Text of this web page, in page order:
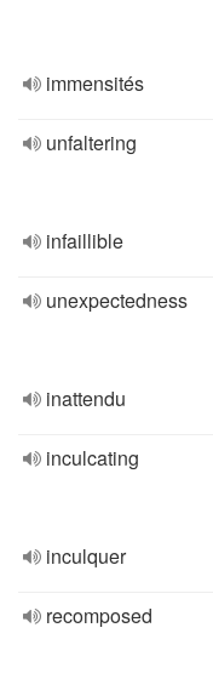
immensités
unfaltering
infaillible
unexpectedness
inattendu
inculcating
inculquer
recomposed